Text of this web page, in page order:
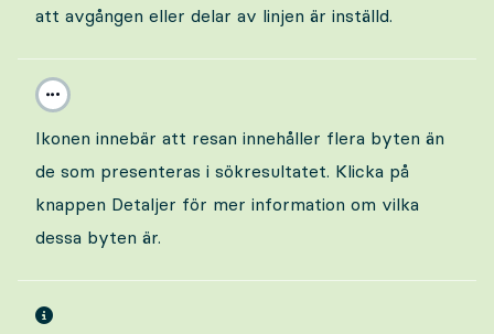
att avgången eller delar av linjen är inställd.
Ikonen innebär att resan innehåller flera byten än
de som presenteras i sökresultatet. Klicka på
knappen Detaljer för mer information om vilka
dessa byten är.